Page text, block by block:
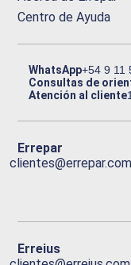
Centro de Ayuda
WhatsApp+54 9 11
Consultas de
Atención al cliente
Errepar
clientes@errepar.com
Erreius